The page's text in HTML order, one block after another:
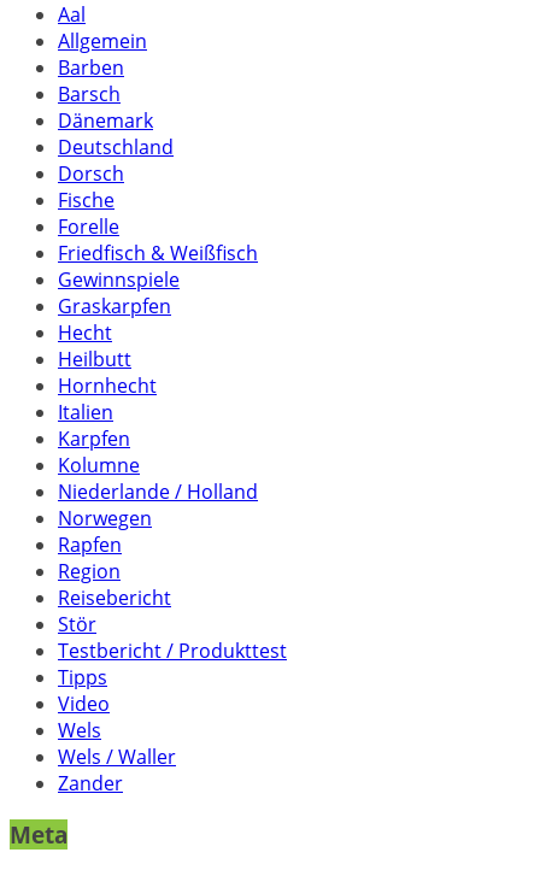
Aal
Allgemein
Barben
Barsch
Dänemark
Deutschland
Dorsch
Fische
Forelle
Friedfisch & Weißfisch
Gewinnspiele
Graskarpfen
Hecht
Heilbutt
Hornhecht
Italien
Karpfen
Kolumne
Niederlande / Holland
Norwegen
Rapfen
Region
Reisebericht
Stör
Testbericht / Produkttest
Tipps
Video
Wels
Wels / Waller
Zander
Meta